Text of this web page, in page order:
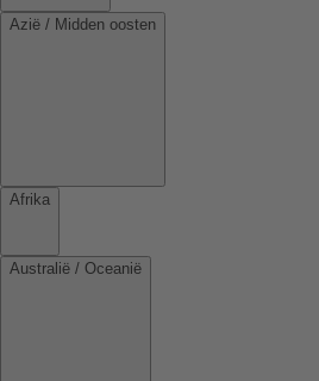
Azië / Midden oosten
Afrika
Australië / Oceanië